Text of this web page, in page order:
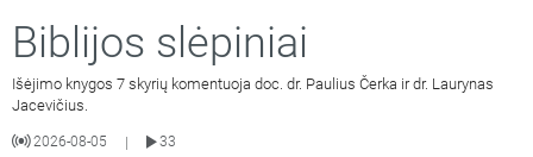
Biblijos slėpiniai
Išėjimo knygos 7 skyrių komentuoja doc. dr. Paulius Čerka ir dr. Laurynas
Jacevičius.
2026-08-05 |
33